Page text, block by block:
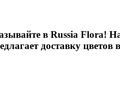
в Russia Flora!
доставку цветов